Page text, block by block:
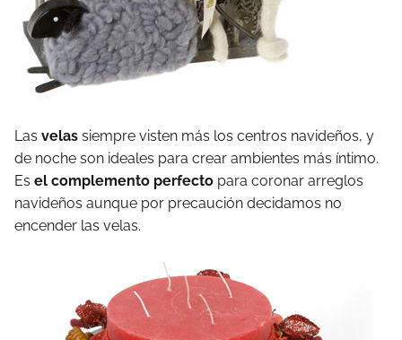
Las velas siempre visten más los centros navideños, y
de noche son ideales para crear ambientes más íntimo.
Es el complemento perfecto para coronar arreglos
navideños aunque por precaución decidamos no
encender las velas.